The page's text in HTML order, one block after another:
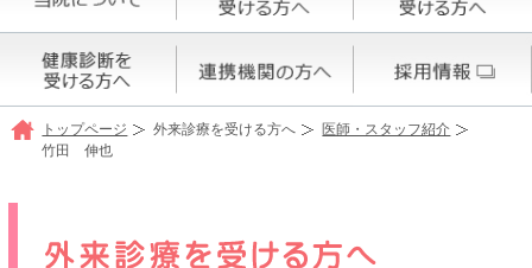
トップページ 外来診療を受ける方へ
医師・スタッフ紹介
竹田 伸也